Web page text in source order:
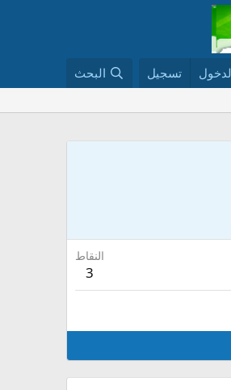
تسجيل البحث
النقاط
3